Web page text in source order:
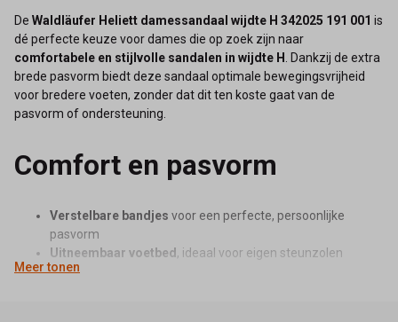
De Waldläufer Heliett damessandaal wijdte H 342025 191 001 is
dé perfecte keuze voor dames die op zoek zijn naar
comfortabele en stijlvolle sandalen in wijdte H . Dankzij de extra
brede pasvorm biedt deze sandaal optimale bewegingsvrijheid
voor bredere voeten, zonder dat dit ten koste gaat van de
pasvorm of ondersteuning.
Comfort en pasvorm
Verstelbare bandjes voor een perfecte, persoonlijke
pasvorm
Uitneembaar voetbed , ideaal voor eigen steunzolen
Lichtgewicht en flexibele zool
Meer tonen